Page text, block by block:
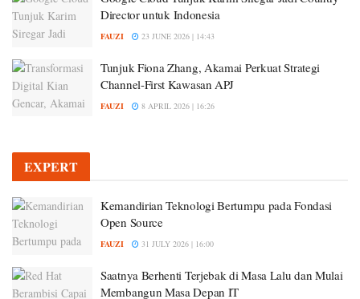
Director untuk Indonesia
FAUZI 23 JUNE 2026 | 14:43
Tunjuk Fiona Zhang, Akamai Perkuat Strategi
Channel-First Kawasan APJ
FAUZI 8 APRIL 2026 | 16:26
EXPERT
Kemandirian Teknologi Bertumpu pada Fondasi
Open Source
FAUZI 31 JULY 2026 | 16:00
Saatnya Berhenti Terjebak di Masa Lalu dan Mulai
Membangun Masa Depan IT